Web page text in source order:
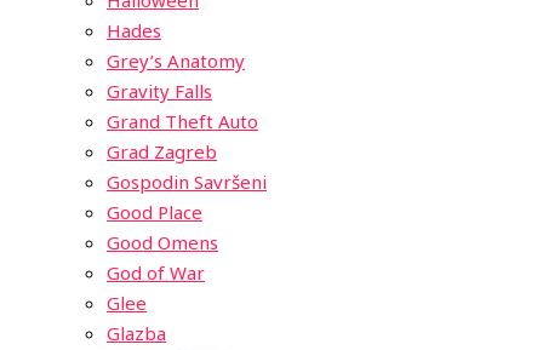
Hades
Grey’s Anatomy
Gravity Falls
Grand Theft Auto
Grad Zagreb
Gospodin Savršeni
Good Place
Good Omens
God of War
Glee
Glazba